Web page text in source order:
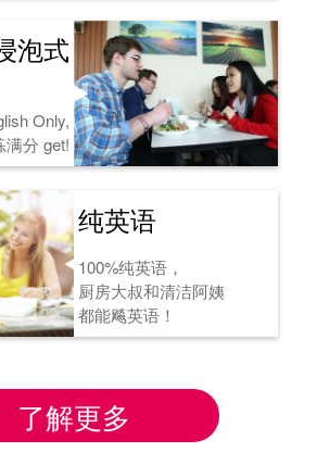
泡式
Only,
满分 get!
纯英语
100%纯英语，
厨房大叔和清洁阿姨
都能飚英语！
了解更多